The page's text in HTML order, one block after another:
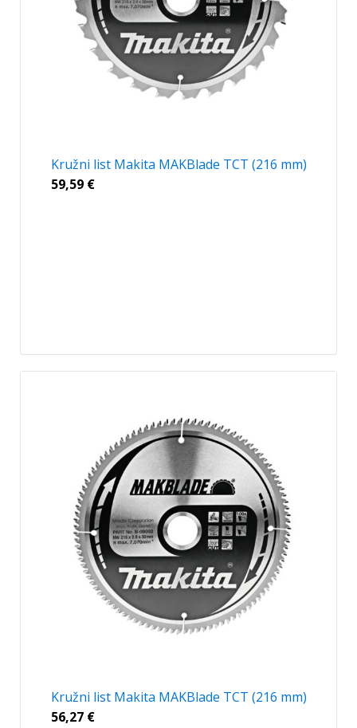
Kružni list Makita MAKBlade TCT (216 mm)
59,59 €
Kružni list Makita MAKBlade TCT (216 mm)
56,27 €